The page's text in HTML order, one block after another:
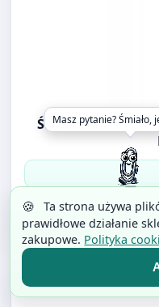
Ściereczki
Do
Otwórz produkt:
Masz pytanie? Śmiało, jesteśmy tu!
🍪
Ta strona używa
prawidłowe działanie
zakupowe. Polityka